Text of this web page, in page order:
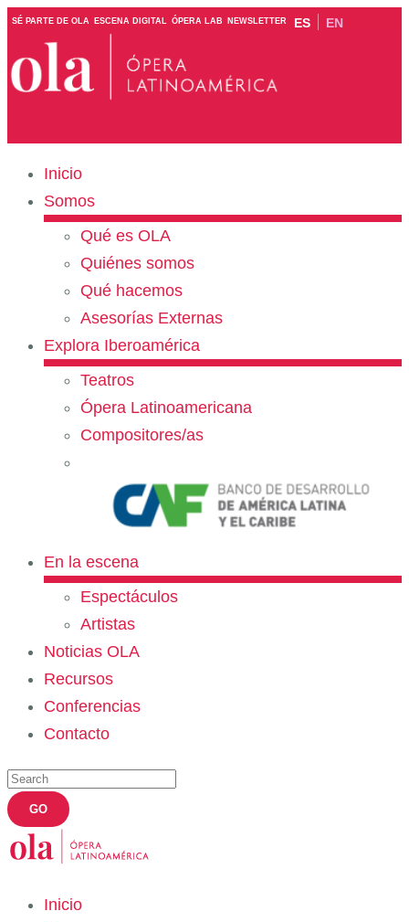
SÉ PARTE DE OLA ESCENA DIGITAL ÓPERA LAB NEWSLETTER ES EN
Inicio
Somos
Qué es OLA
Quiénes somos
Qué hacemos
Asesorías Externas
Explora Iberoamérica
Teatros
Ópera Latinoamericana
Compositores/as
En la escena
Espectáculos
Artistas
Noticias OLA
Recursos
Conferencias
Contacto
Inicio